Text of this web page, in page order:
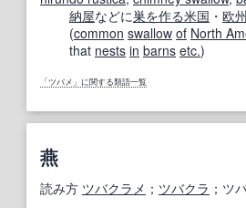
納屋などに巣を作る米国 ・ 欧州
(common swallow of North
that nests in barns etc.)
「ツバメ」に関する類語一覧
燕
読み方 ツバクラメ ； ツバクラ ；ツ